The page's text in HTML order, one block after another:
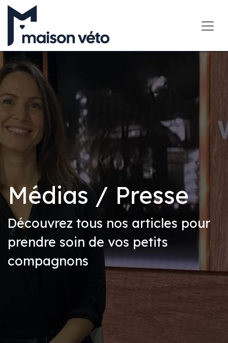
Se rendre au contenu
Médias / Presse
Découvrez tous nos articles pour
prendre soin de vos petits
compagnons